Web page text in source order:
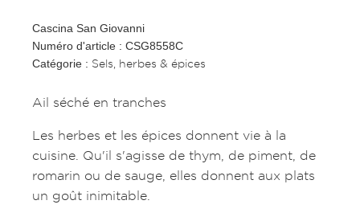
Cascina San Giovanni
Numéro d'article : CSG8558C
Catégorie : Sels, herbes & épices
Ail séché en tranches
Les herbes et les épices donnent vie à la
cuisine. Qu'il s'agisse de thym, de piment, de
romarin ou de sauge, elles donnent aux plats
un goût inimitable.